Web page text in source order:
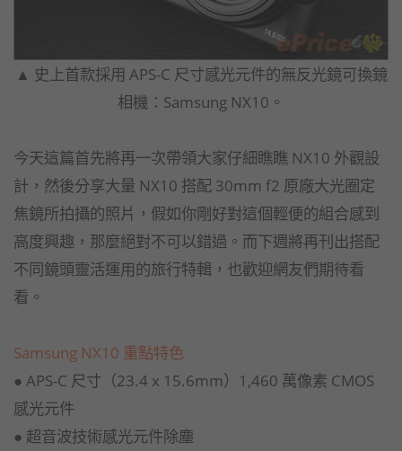
▲ 史上首款採用 APS-C 尺寸感光元件的無反光鏡可換鏡
相機：Samsung NX10。
今天這篇首先將再一次帶領大家仔細瞧瞧 NX10 外觀設
計，然後分享大量 NX10 搭配 30mm f2 原廠大光圈定
焦鏡所拍攝的照片，假如你剛好對這個輕便的組合感到
高度興趣，那麼絕對不可以錯過。而下週將再刊出搭配
不同鏡頭靈活運用的旅行特輯，也歡迎網友們期待看
看。
Samsung NX10 重點特色
● APS-C 尺寸（23.4 x 15.6mm）1,460 萬像素 CMOS
感光元件
● 超音波技術感光元件除塵